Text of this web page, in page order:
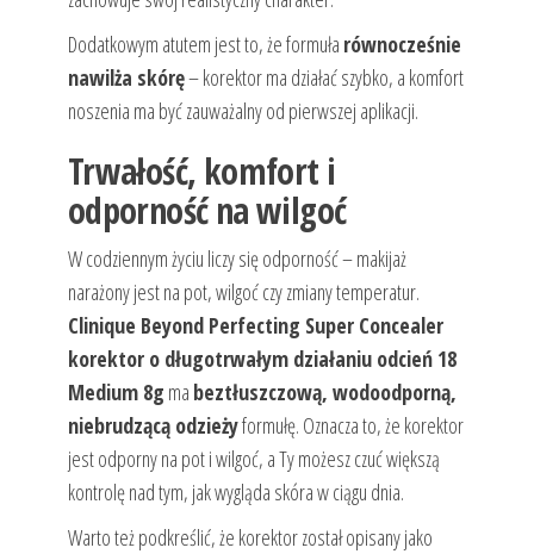
Dodatkowym atutem jest to, że formuła równocześnie
nawilża skórę– korektor ma działać szybko, a komfort
noszenia ma być zauważalny od pierwszej aplikacji.
Trwałość, komfort i
odporność na wilgoć
W codziennym życiu liczy się odporność – makijaż
narażony jest na pot, wilgoć czy zmiany temperatur.
Clinique Beyond Perfecting Super Concealer
korektor o długotrwałym działaniu odcień 18
Medium 8g ma beztłuszczową, wodoodporną,
niebrudzącą odzieżyformułę. Oznacza to, że korektor
jest odporny na pot i wilgoć, a Ty możesz czuć większą
kontrolę nad tym, jak wygląda skóra w ciągu dnia.
Warto też podkreślić, że korektor został opisany jako